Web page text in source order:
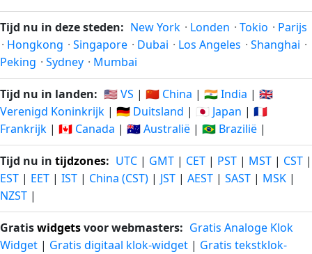
Tijd nu in deze steden: New York · Londen · Tokio · Parijs
· Hongkong · Singapore · Dubai · Los Angeles · Shanghai ·
Peking · Sydney · Mumbai
Tijd nu in landen: 🇺🇸 VS | 🇨🇳 China | 🇮🇳 India | 🇬🇧
Verenigd Koninkrijk | 🇩🇪 Duitsland | 🇯🇵 Japan | 🇫🇷
Frankrijk | 🇨🇦 Canada | 🇦🇺 Australië | 🇧🇷 Brazilië |
Tijd nu in tijdzones: UTC | GMT | CET | PST | MST | CST |
EST | EET | IST | China (CST) | JST | AEST | SAST | MSK |
NZST |
Gratiswidgetsvoor webmasters: Gratis Analoge Klok
Widget | Gratis digitaal klok-widget | Gratis tekstklok-